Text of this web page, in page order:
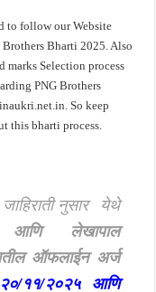
to follow our Website
Bharti 2025. Also
Selection process
PNG Brothers
So keep
this bharti process.
नुसार येथे
आणि लेखापाल
ऑफलाईन अर्ज
२०/११/२०२५ आणि